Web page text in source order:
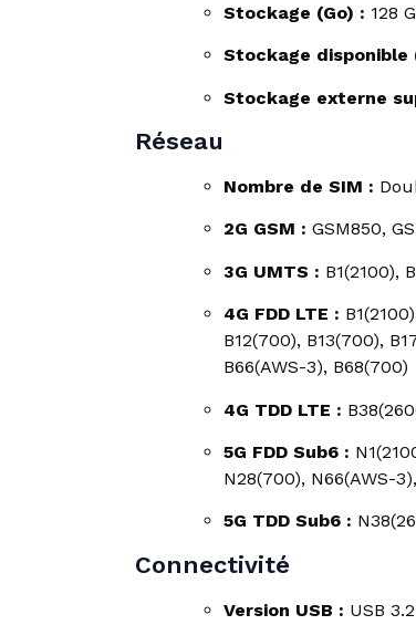
Stockage (Go) : 128
Stockage disponible
Stockage externe
Réseau
Nombre de SIM :
2G GSM : GSM850,
3G UMTS : B1(2100),
4G FDD LTE :
B12(700), B13(700),
B66(AWS-3), B68(700)
4G TDD LTE :
5G FDD Sub6 :
N28(700), N66(AWS-
5G TDD Sub6 :
Connectivité
Version USB : USB